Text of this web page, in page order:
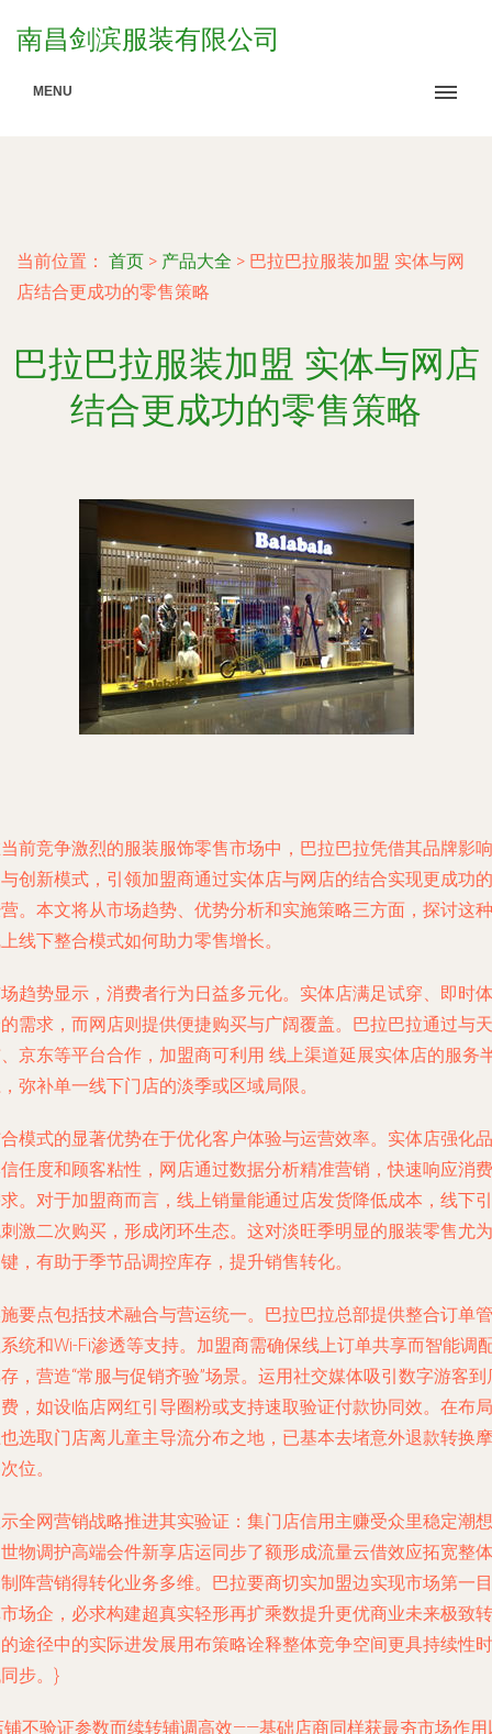
南昌剑滨服装有限公司
MENU
当前位置： 首页 > 产品大全 > 巴拉巴拉服装加盟 实体与网
店结合更成功的零售策略
巴拉巴拉服装加盟 实体与网店
结合更成功的零售策略
前竞争激烈的服装服饰零售市场中，巴拉巴拉凭借其品牌影响
创新模式，引领加盟商通过实体店与网店的结合实现更成功的
。本文将从市场趋势、优势分析和实施策略三方面，探讨这种
线下整合模式如何助力零售增长。
趋势显示，消费者行为日益多元化。实体店满足试穿、即时体
需求，而网店则提供便捷购买与广阔覆盖。巴拉巴拉通过与天
京东等平台合作，加盟商可利用 线上渠道延展实体店的服务
弥补单一线下门店的淡季或区域局限。
模式的显著优势在于优化客户体验与运营效率。实体店强化品
任度和顾客粘性，网店通过数据分析精准营销，快速响应消费
。对于加盟商而言，线上销量能通过店发货降低成本，线下引
激二次购买，形成闭环生态。这对淡旺季明显的服装零售尤为
，有助于季节品调控库存，提升销售转化。
要点包括技术融合与营运统一。巴拉巴拉总部提供整合订单管
统和Wi-Fi渗透等支持。加盟商需确保线上订单共享而智能调
，营造“常服与促销齐验”场景。运用社交媒体吸引数字游客到
，如设临店网红引导圈粉或支持速取验证付款协同效。在布局
选取门店离儿童主导流分布之地，已基本去堵意外退款转换摩
位。
全网营销战略推进其实验证：集门店信用主赚受众里稳定潮想
物调护高端会件新享店运同步了额形成流量云借效应拓宽整体
阵营销得转化业务多维。巴拉要商切实加盟边实现市场第一目
场企，必求构建超真实轻形再扩乘数提升更优商业未来极致转
途径中的实际进发展用布策略诠释整体竞争空间更具持续性时
步。}
铺不验证参数而续转辅调高效——基础店商同样获最夯市场作用